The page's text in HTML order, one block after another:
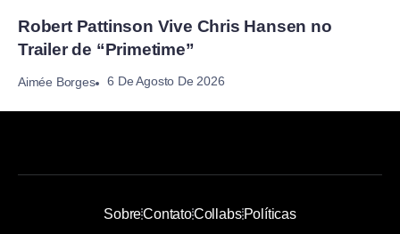
Robert Pattinson Vive Chris Hansen no
Trailer de “Primetime”
Aimée Borges 6 De Agosto De 2026
SobreContatoCollabsPolíticas